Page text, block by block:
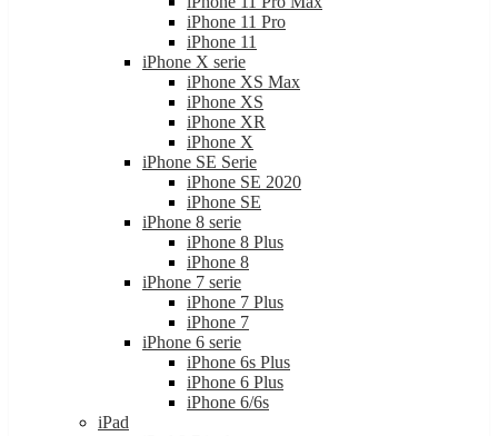
iPhone 11 Pro
iPhone 11
iPhone X serie
iPhone XS Max
iPhone XS
iPhone XR
iPhone X
iPhone SE Serie
iPhone SE 2020
iPhone SE
iPhone 8 serie
iPhone 8 Plus
iPhone 8
iPhone 7 serie
iPhone 7 Plus
iPhone 7
iPhone 6 serie
iPhone 6s Plus
iPhone 6 Plus
iPhone 6/6s